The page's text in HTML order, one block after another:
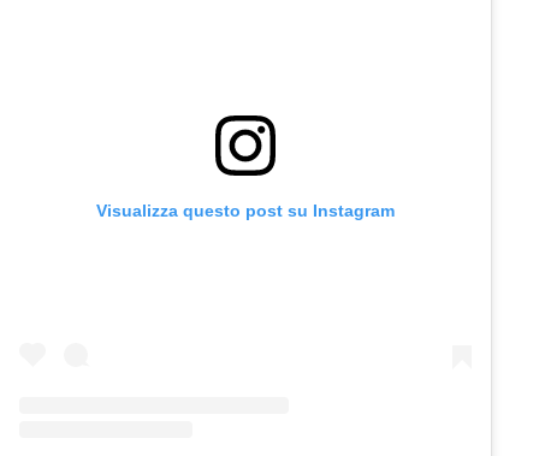
Visualizza questo post su Instagram